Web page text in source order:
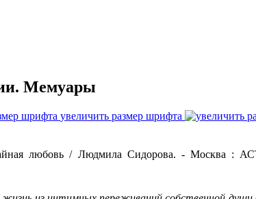
Мемуары
увеличить размер шрифта
/ Людмила Сидорова. - Москва : АСТ,